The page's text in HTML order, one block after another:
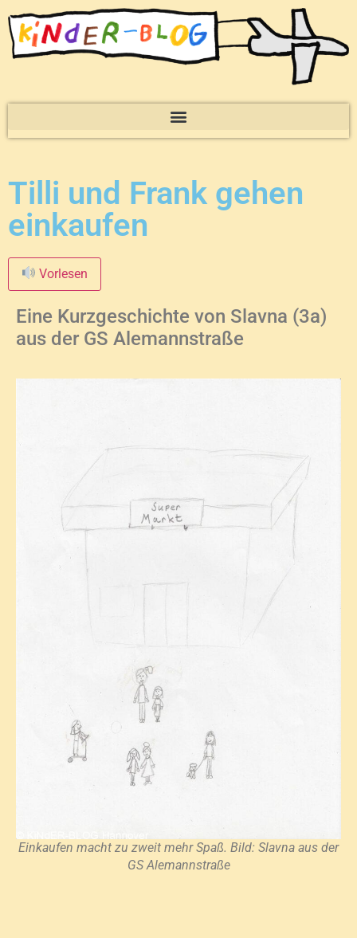
Tilli und Frank gehen
einkaufen
Vorlesen
Eine Kurzgeschichte von Slavna (3a)
aus der GS Alemannstraße
Einkaufen macht zu zweit mehr Spaß. Bild: Slavna aus der
GS Alemannstraße